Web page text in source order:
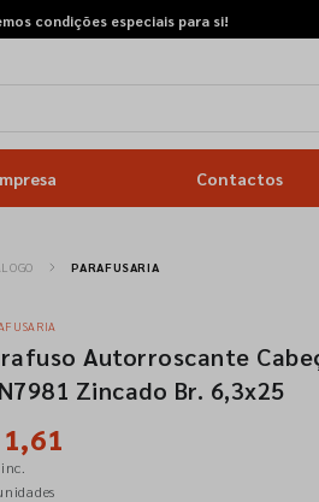
condições especiais para si!
Contactos
PARAFUSARIA
Autorroscante
Zincado Br. 6,3x25